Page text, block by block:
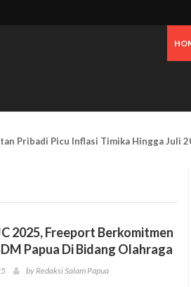
Pribadi Picu Inflasi Timika Hingga Juli
2025, Freeport Berkomitmen
Papua Di Bidang Olahraga
by Redaksi Salam Papua